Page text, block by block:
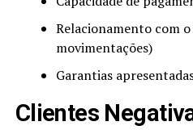
Relacionamento com
movimentações)
Garantias
Clientes